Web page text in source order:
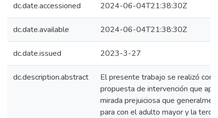
dc.date.accessioned 2024-06-04T21:38:30Z
dc.date.available 2024-06-04T21:38:30Z
dc.date.issued 2023-3-27
dc.description.abstract
El presente trabajo se realizó con
propuesta de intervención que
mirada prejuiciosa que
para con el adulto mayor y la